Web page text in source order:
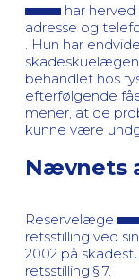
har
adresse og
. Hun har
behandlet hos
efterfølgende
mener, at de
kunne være
Nævnets
Reservelæge
retsstilling ved
2002 på
retsstilling § 7.